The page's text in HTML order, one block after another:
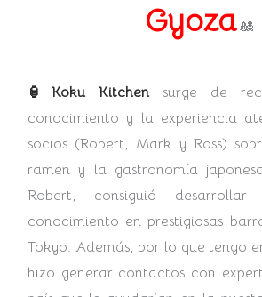
Gyoza 🎎
🏮Koku Kitchensurge de
conocimiento y la experiencia
socios (Robert, Mark y Ross)
ramen y la gastronomía
Robert, consiguió
conocimiento en prestigiosas
Tokyo. Además, por lo que tengo
hizo generar contactos con